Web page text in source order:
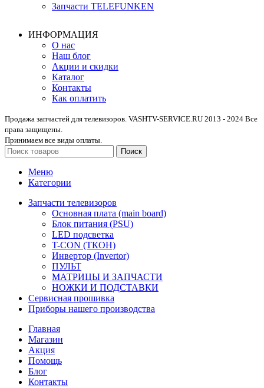
Запчасти TELEFUNKEN
ИНФОРМАЦИЯ
О нас
Наш блог
Акции и скидки
Каталог
Контакты
Как оплатить
Продажа запчастей для телевизоров. VASHTV-SERVICE.RU 2013 - 2024 Все
права защищены.
Принимаем все виды оплаты.
Поиск
Меню
Категории
Запчасти телевизоров
Основная плата (main board)
Блок питания (PSU)
LED подсветка
T-CON (ТКОН)
Инвертор (Invertor)
ПУЛЬТ
МАТРИЦЫ И ЗАПЧАСТИ
НОЖКИ И ПОДСТАВКИ
Сервисная прошивка
Приборы нашего производства
Главная
Магазин
Акция
Помощь
Блог
Контакты